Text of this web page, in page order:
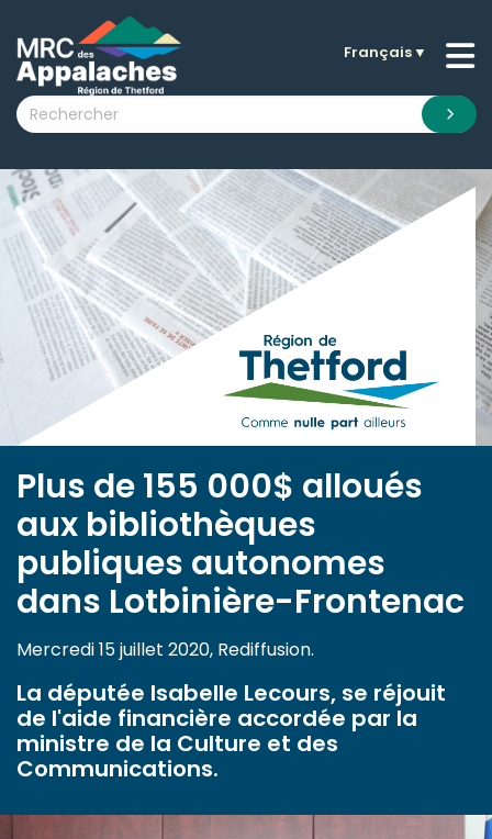
submenu (La MRC )
submenu (Citoyens )
submenu (Visiteurs )
submenu (Nouvelles )
submenu (Documentation )
Français▼
Plus de 155 000$ alloués
aux bibliothèques
publiques autonomes
dans Lotbinière-Frontenac
Mercredi 15 juillet 2020, Rediffusion.
La députée Isabelle Lecours, se réjouit
de l'aide financière accordée par la
ministre de la Culture et des
Communications.